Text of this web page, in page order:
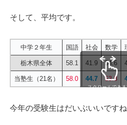
そして、平均です。
中学２年生 国語 社会 数学
栃木県全体 58.1 41.9 54.6
当塾生（21名） 58.0 44.7 53.8
スクロールでき
今年の受験生はだいぶいいですね